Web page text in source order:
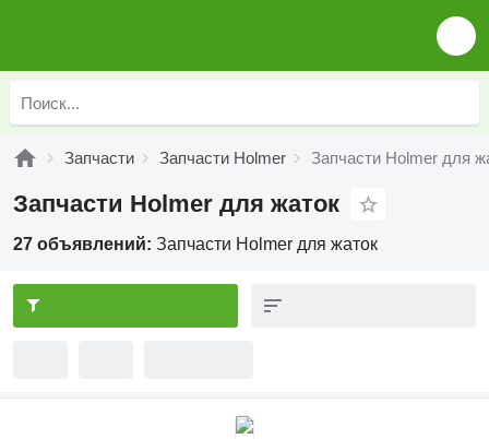
Запчасти Запчасти Holmer Запчасти Holmer для
Запчасти Holmer для жаток
27 объявлений: Запчасти Holmer для жаток